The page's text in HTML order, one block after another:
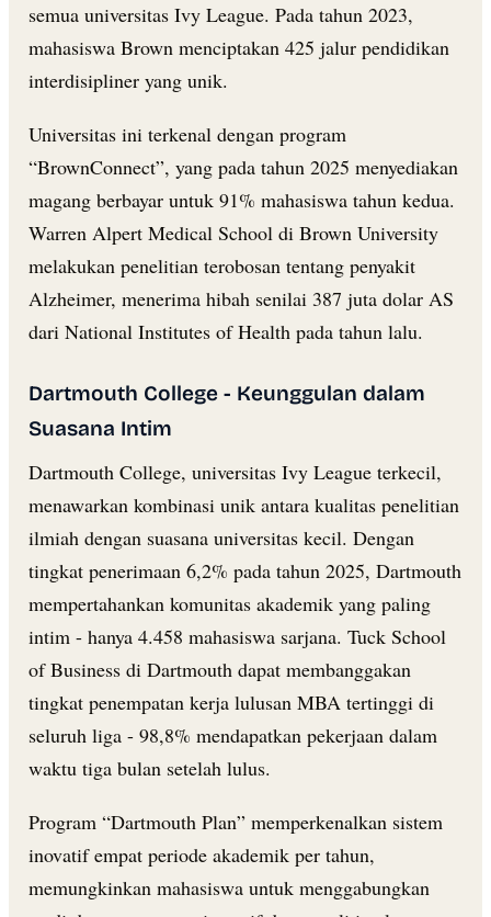
semua universitas Ivy League. Pada tahun 2023,
mahasiswa Brown menciptakan 425 jalur pendidikan
interdisipliner yang unik.
Universitas ini terkenal dengan program
“BrownConnect”, yang pada tahun 2025 menyediakan
magang berbayar untuk 91% mahasiswa tahun kedua.
Warren Alpert Medical School di Brown University
melakukan penelitian terobosan tentang penyakit
Alzheimer, menerima hibah senilai 387 juta dolar AS
dari National Institutes of Health pada tahun lalu.
Dartmouth College - Keunggulan dalam
Suasana Intim
Dartmouth College, universitas Ivy League terkecil,
menawarkan kombinasi unik antara kualitas penelitian
ilmiah dengan suasana universitas kecil. Dengan
tingkat penerimaan 6,2% pada tahun 2025, Dartmouth
mempertahankan komunitas akademik yang paling
intim - hanya 4.458 mahasiswa sarjana. Tuck School
of Business di Dartmouth dapat membanggakan
tingkat penempatan kerja lulusan MBA tertinggi di
seluruh liga - 98,8% mendapatkan pekerjaan dalam
waktu tiga bulan setelah lulus.
Program “Dartmouth Plan” memperkenalkan sistem
inovatif empat periode akademik per tahun,
memungkinkan mahasiswa untuk menggabungkan